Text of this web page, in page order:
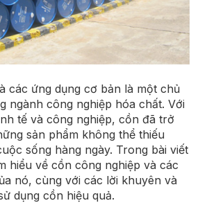
các ứng dụng cơ bản là một chủ
ngành công nghiệp hóa chất. Với
tế và công nghiệp, cồn đã trở
sản phẩm không thể thiếu
sống hàng ngày. Trong bài viết
hiểu về cồn công nghiệp và các
nó, cùng với các lời khuyên và
dụng cồn hiệu quả.